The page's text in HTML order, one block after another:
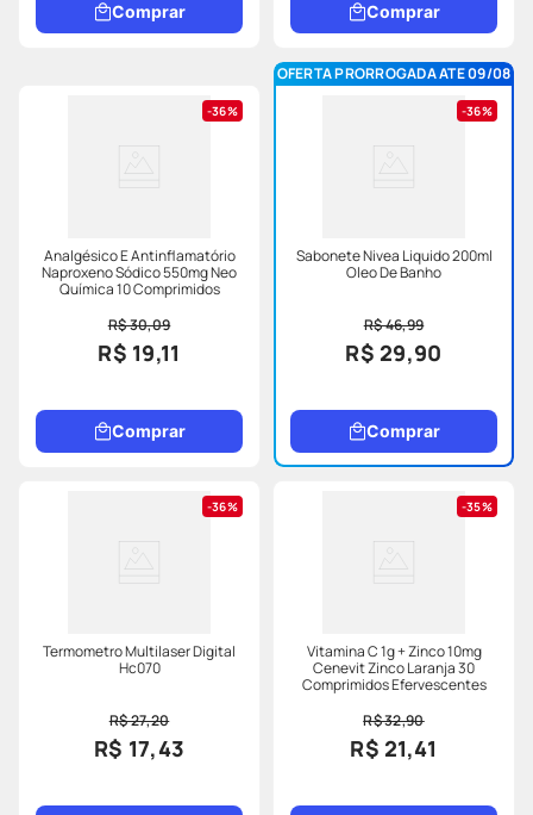
Comprar Comprar
36%
Analgésico E Antinflamatório
Naproxeno Sódico 550mg Neo
Química 10 Comprimidos
R$ 30,09
R$ 19,11
Comprar
OFERTA PRORROGADA ATE 09/08
36%
Sabonete Nivea Liquido 200ml
Oleo De Banho
R$ 46,99
R$ 29,90
Comprar
36%
Termometro Multilaser Digital
Hc070
R$ 27,20
R$ 17,43
35%
Vitamina C 1g + Zinco 10mg
Cenevit Zinco Laranja 30
Comprimidos Efervescentes
R$ 32,90
R$ 21,41